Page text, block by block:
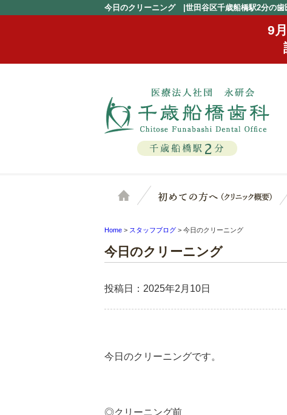
今日のクリーニング |世田谷区千歳船橋駅2分の歯
9
千歳船橋駅 2 分
ホーム
Home > スタッフブログ > 今日のクリーニング
今日のクリーニング
投稿日：2025年2月10日
今日のクリーニングです。
◎クリーニング前